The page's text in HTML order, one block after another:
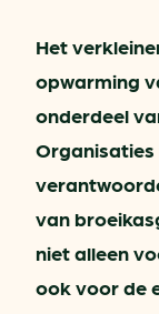
Het
opwarming
onderdeel
Organisaties
van
niet alleen
ook voor de